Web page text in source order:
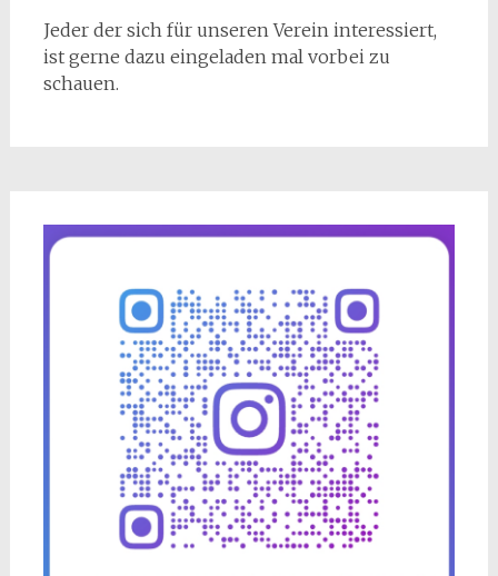
Jeder der sich für unseren Verein interessiert,
ist gerne dazu eingeladen mal vorbei zu
schauen.